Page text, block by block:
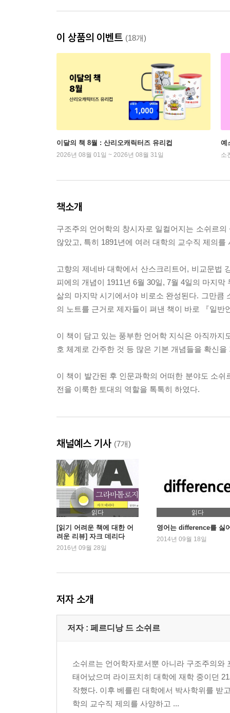
이 상품의 이벤트 (18개)
이달의 책 8월 : 산리오캐릭터즈 유리컵
2026년 08월 01일 ~ 2026년 08월 31일
예
소
책소개
구조주의 언어학의 창시자로 일컬어지는 소쉬르
않았고, 특히 1891년에 여러 대학의 교수직 제의
고향의 제네바 대학에서 산스크리트어, 비교문법
피에의 개념이 1911년 6월 30일, 7월 4일의 마지
삶의 마지막 시기에서야 비로소 완성된다. 그만
의 노트를 근거로 제자들이 펴낸 책이 바로 『일반
이 책이 담고 있는 풍부한 언어학 지식은 아직까
호 체계로 간주한 것 등 많은 기본 개념들을 확신
이 책이 발간된 후 인문과학의 어떠한 분야도 소
전을 이룩한 토대의 역할을 톡톡히 하였다.
채널예스 기사 (7개)
읽다
[읽기 어려운 책에 대한 어
려운 리뷰] 자크 데리다
『그라마톨로지』
2016년 09월 28일
읽다
영어는 difference를 싫
2014년 09월 18일
저자 소개
저자 : 페르디낭 드 소쉬르
소쉬르는 언어학자로서뿐 아니라 구조주의
태어났으며 라이프치히 대학에 재학 중이던
작했다. 이후 베를린 대학에서 박사학위를 받
학의 교수직 제의를 사양하고 ...